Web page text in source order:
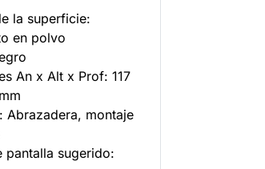
la superficie:
en polvo
An x Alt x Prof: 117
Abrazadera, montaje
pantalla sugerido: